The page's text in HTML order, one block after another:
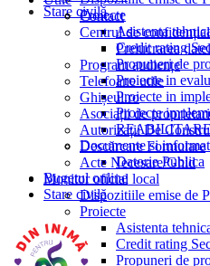
Stare civilă
Proiecte
Asistenta
Credit rating
Propuneri de
Proiecte in
Proiecte in
Proiecte
Documente si
Datorie Publica
Bugetul online
Stare civilă
Contact
Centrul de
Prelucrarea
Program audiențe
Telefoane utile
Ghișeul.ro
Asociații de proprietari
Autorizații De
Descărcare Formulare
Acte Necesare/Ghid
Monitor oficial local
Dispozitiile emise de
Proiecte
Asistenta
Credit rating
Propuneri de